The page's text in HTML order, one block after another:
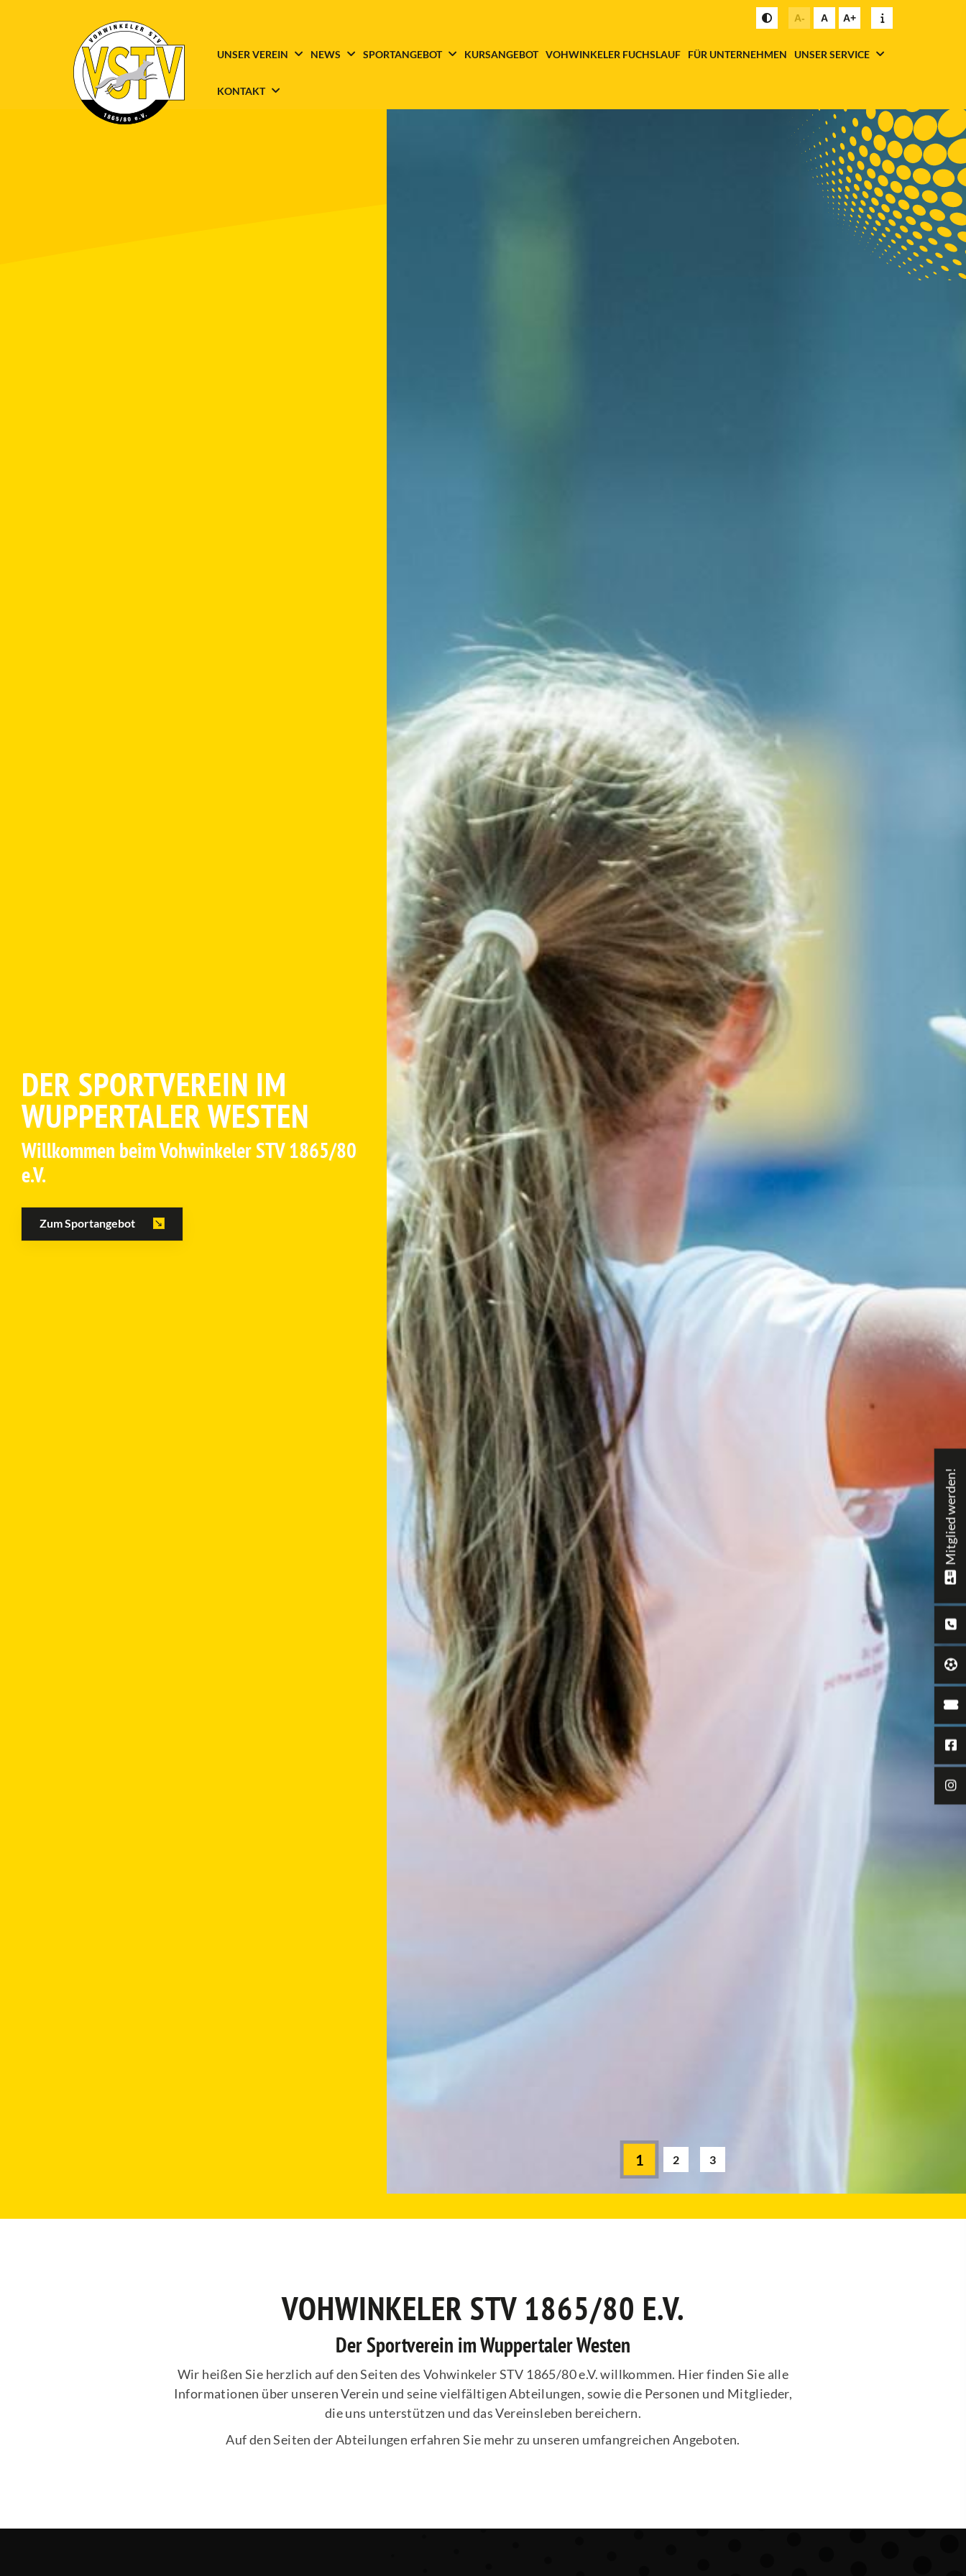
A- A A+
UNSER VEREIN NEWS SPORTANGEBOT KURSANGEBOT VOHWINKELER FUCHSLAUF FÜR UNTERNEHMEN UNSER SERVICE
KONTAKT
FIT DURCH AUSDAUER &
KRAFT
Trainiere in unserem vereinseigenen
Kraftraum.
Zum Kraftraum
VOHWINKELER STV 1865/80 E.V.
Der Sportverein im Wuppertaler Westen
Wir heißen Sie herzlich auf den Seiten des Vohwinkeler STV 1865/80 e.V. willkommen. Hier finden Sie alle
Informationen über unseren Verein und seine vielfältigen Abteilungen, sowie die Personen und Mitglieder,
die uns unterstützen und das Vereinsleben bereichern.
Auf den Seiten der Abteilungen erfahren Sie mehr zu unseren umfangreichen Angeboten.
Mitglied werden!